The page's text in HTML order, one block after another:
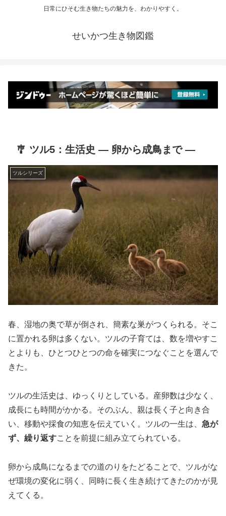
日常にひそむ生き物たちの魅力を、わかりやすく。
せいかつ生き物図鑑
🎐 ツル5：生活史 ― 卵から成鳥まで ―
ツルシリーズ
春、湿地の奥で草が倒され、簡素な巣がつくられる。そこ
に置かれる卵は多くない。ツルの子育ては、数を増やすこ
とよりも、ひとつひとつの命を確実につなぐことを選んで
きた。
ツルの生活史は、ゆっくりとしている。産卵数は少なく、
成長にも時間がかかる。そのぶん、親は長く子と向き合
い、移動や採食の知恵を伝えていく。ツルの一生は、 急が
ず、繰り返すことを前提に組み立てられている。
卵から成鳥になるまでの道のりをたどることで、ツルがな
ぜ環境の変化に弱く、同時に長く生き続けてきたのかが見
えてくる。